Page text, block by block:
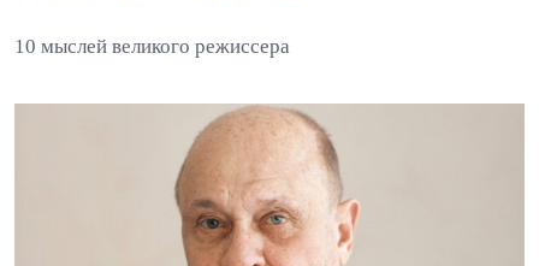
10 мыслей великого режиссера